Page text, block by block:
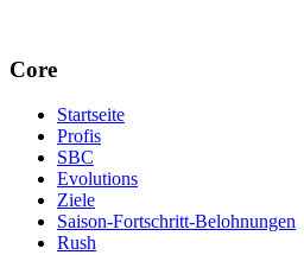
Core
Startseite
Profis
SBC
Evolutions
Ziele
Saison-Fortschritt-Belohnungen
Rush